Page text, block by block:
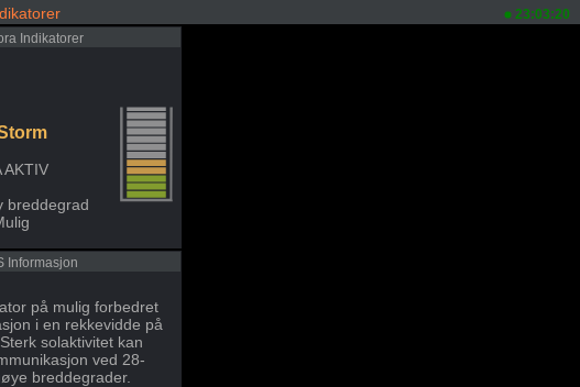
23:03:20
Indikatorer
AKTIV
breddegrad
Informasjon
på mulig forbedret
i en rekkevidde på
solaktivitet kan
ved 28-
breddegrader.